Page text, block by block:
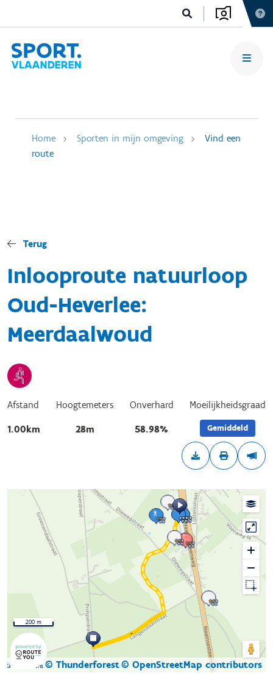
Home Sporten in mijn omgeving
Vind een
route
Terug
Inlooproute natuurloop
Oud-Heverlee:
Meerdaalwoud
Afstand
1.00km
Hoogtemeters
28m
Onverhard
58.98%
Moeilijkheidsgraad
Gemiddeld
Kaartgegevens © Thunderforest© OpenStreetMap contributors
200 m